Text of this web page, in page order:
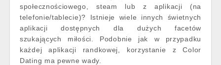
społecznościowego, steam lub z aplikacji (na
telefonie/tablecie)? Istnieje wiele innych świetnych
aplikacji dostępnych dla dużych facetów
szukających miłości. Podobnie jak w przypadku
każdej aplikacji randkowej, korzystanie z Color
Dating ma pewne wady.